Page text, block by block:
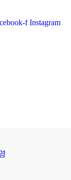
f Instagram